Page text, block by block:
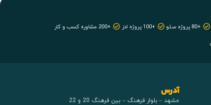
+80 پروژه سئو +100 پروژه ادز
+200 مشاوره کسب و کار
آدرس
مشهد – بلوار فرهنگ – بین فرهنگ 20 و 22